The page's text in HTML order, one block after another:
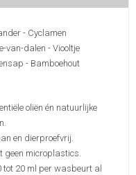
- Cyclamen
van-dalen - Viooltje
- Bamboehout
oliën én natuurlijke
en dierproefvrij.
geen microplastics.
tot 20 ml per wasbeurt al